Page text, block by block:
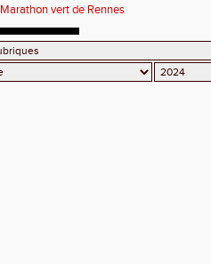
Marathon vert de Rennes